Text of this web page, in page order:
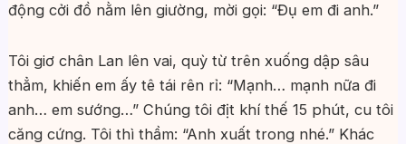
động cởi đồ nằm lên giường, mời gọi: “Đụ em đi anh.”
Tôi giơ chân Lan lên vai, quỳ từ trên xuống dập sâu
thẳm, khiến em ấy tê tái rên rỉ: “Mạnh… mạnh nữa đi
anh… em sướng…” Chúng tôi địt khí thế 15 phút, cu tôi
căng cứng. Tôi thì thầm: “Anh xuất trong nhé.” Khác